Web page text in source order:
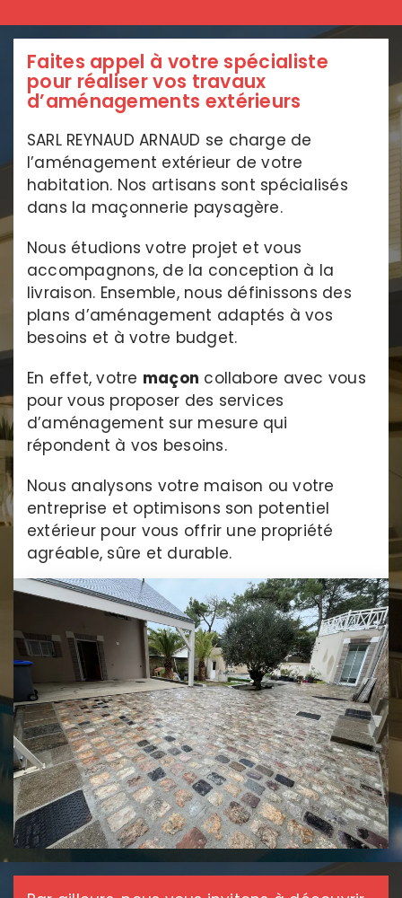
Faites appel à votre spécialiste
pour réaliser vos travaux
d’aménagements extérieurs
SARL REYNAUD ARNAUD se charge de
l’aménagement extérieur de votre
habitation. Nos artisans sont spécialisés
dans la maçonnerie paysagère.
Nous étudions votre projet et vous
accompagnons, de la conception à la
livraison. Ensemble, nous définissons des
plans d’aménagement adaptés à vos
besoins et à votre budget.
En effet, votre maçon collabore avec vous
pour vous proposer des services
d’aménagement sur mesure qui
répondent à vos besoins.
Nous analysons votre maison ou votre
entreprise et optimisons son potentiel
extérieur pour vous offrir une propriété
agréable, sûre et durable.